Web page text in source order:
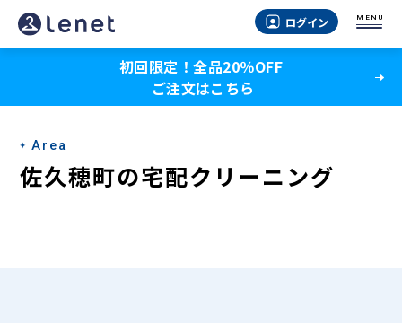
佐
久
町
の
宅
ログイン MENU
初回限定！全品20％OFF
ご注文はこちら
Area
佐久穂町の宅配クリーニング